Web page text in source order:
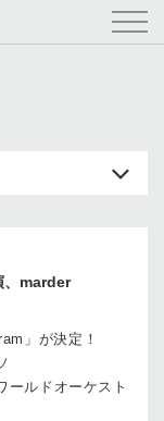
、marder
」が決定！
ールドオーケスト